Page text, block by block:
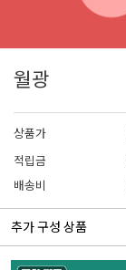
월광
상품가
적립금
배송비
추가 구성 상품